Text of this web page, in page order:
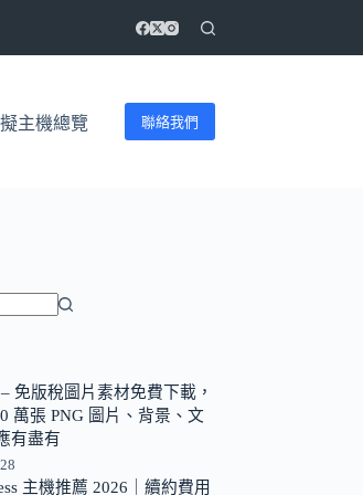
主機總覽 聯絡我們
– 免版稅圖片素材免費下載，
萬張 PNG 圖片、背景、文
有盡有
主機推薦 2026｜續約費用